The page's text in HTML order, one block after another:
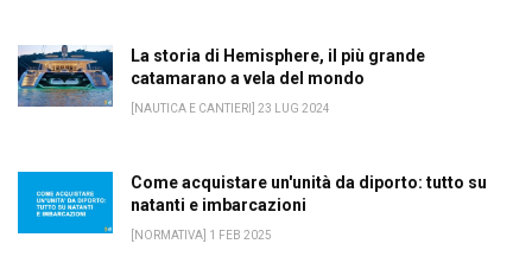
La storia di Hemisphere, il più grande
catamarano a vela del mondo
[NAUTICA E CANTIERI] 23 LUG 2024
Come acquistare un'unità da diporto: tutto su
natanti e imbarcazioni
[NORMATIVA] 1 FEB 2025